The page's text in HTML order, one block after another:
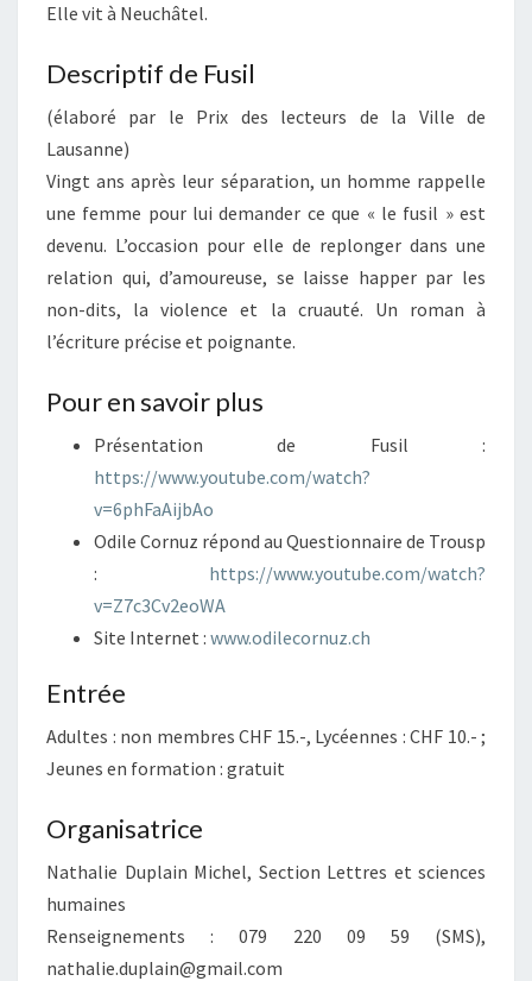
Elle vit à Neuchâtel.
Descriptif de Fusil
(élaboré par le Prix des lecteurs de la Ville de
Lausanne)
Vingt ans après leur séparation, un homme rappelle
une femme pour lui demander ce que « le fusil » est
devenu. L’occasion pour elle de replonger dans une
relation qui, d’amoureuse, se laisse happer par les
non-dits, la violence et la cruauté. Un roman à
l’écriture précise et poignante.
Pour en savoir plus
Présentation de Fusil :
https://www.youtube.com/watch?
v=6phFaAijbAo
Odile Cornuz répond au Questionnaire de Trousp
: https://www.youtube.com/watch?
v=Z7c3Cv2eoWA
Site Internet : www.odilecornuz.ch
Entrée
Adultes : non membres CHF 15.-, Lycéennes : CHF 10.- ;
Jeunes en formation : gratuit
Organisatrice
Nathalie Duplain Michel, Section Lettres et sciences
humaines
Renseignements : 079 220 09 59 (SMS),
nathalie.duplain@gmail.com